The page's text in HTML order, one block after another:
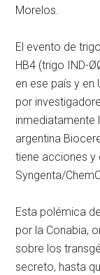
Morelos.
El evento de
HB4 (trigo IND-
en ese país y en
por
inmediatamente
argentina
tiene acciones y
Syngenta/
Esta polémica
por la Conabia,
sobre los
secreto, hasta